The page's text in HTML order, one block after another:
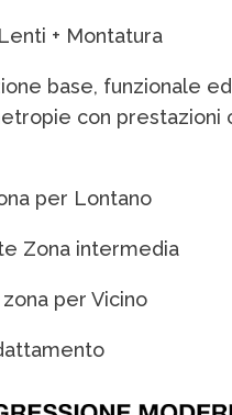
Lenti + Montatura
base, funzionale
con
per Lontano
Zona intermedia
zona per Vicino